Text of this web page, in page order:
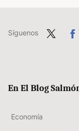
Síguenos
En El Blog
Economía